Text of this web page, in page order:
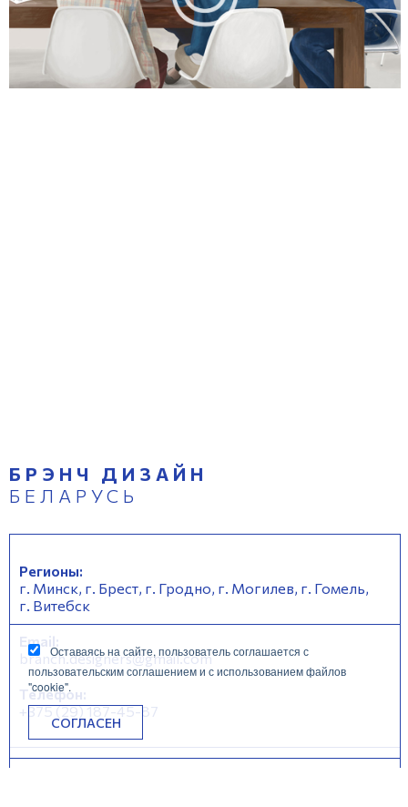
БРЭНЧ ДИЗАЙН
БЕЛАРУСЬ
Регионы:
г. Минск, г. Брест, г. Гродно, г. Могилев, г. Гомель,
г. Витебск
Email:
branch.designers@gmail.com
Телефон:
+375 (29) 187-45-87
Оставаясь на сайте, пользователь соглашается с
пользовательским соглашением и с использованием файлов
"cookie".
CОГЛАСЕН